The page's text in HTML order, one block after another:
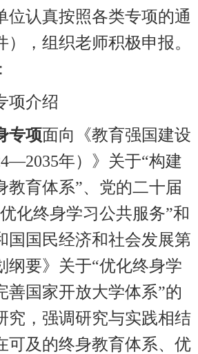
位认真按照各类专项的通
，组织老师积极申报。
项介绍
专项面向《教育强国建设
年）》关于“构建
教育体系”、党的二十届
化终身学习公共服务”和
国国民经济和社会发展第
纲要》关于“优化终身学
善国家开放大学体系”的
究，强调研究与实践相结
可及的终身教育体系、优